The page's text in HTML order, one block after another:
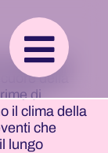
con
della
di
il clima della
che
lungo